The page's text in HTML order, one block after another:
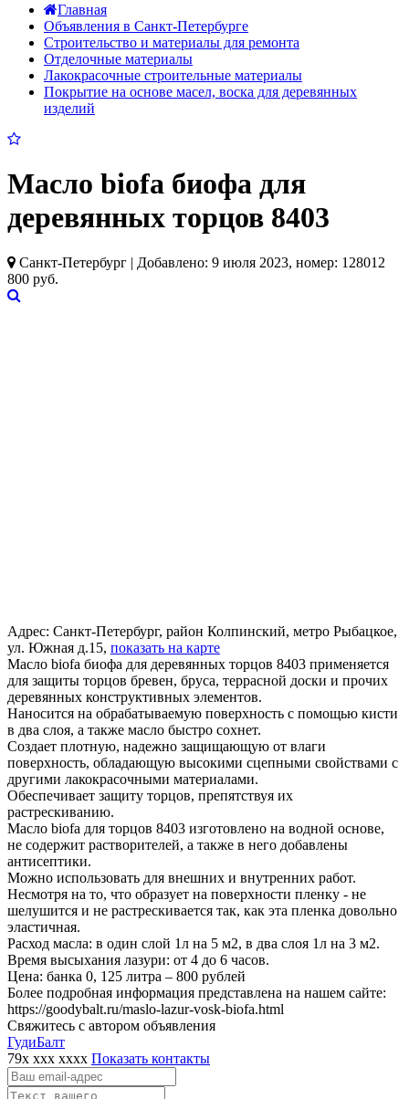
Главная
Объявления в Санкт-Петербурге
Строительство и материалы для ремонта
Отделочные материалы
Лакокрасочные строительные материалы
Покрытие на основе масел, воска для деревянных
изделий
Масло biofa биофа для
деревянных торцов 8403
Санкт-Петербург | Добавлено: 9 июля 2023, номер: 128012
800 руб.
Адрес: Санкт-Петербург, район Колпинский, метро Рыбацкое,
ул. Южная д.15, показать на карте
Масло biofa биофа для деревянных торцов 8403 применяется
для защиты торцов бревен, бруса, террасной доски и прочих
деревянных конструктивных элементов.
Наносится на обрабатываемую поверхность с помощью кисти
в два слоя, а также масло быстро сохнет.
Создает плотную, надежно защищающую от влаги
поверхность, обладающую высокими сцепными свойствами с
другими лакокрасочными материалами.
Обеспечивает защиту торцов, препятствуя их
растрескиванию.
Масло biofa для торцов 8403 изготовлено на водной основе,
не содержит растворителей, а также в него добавлены
антисептики.
Можно использовать для внешних и внутренних работ.
Несмотря на то, что образует на поверхности пленку - не
шелушится и не растрескивается так, как эта пленка довольно
эластичная.
Расход масла: в один слой 1л на 5 м2, в два слоя 1л на 3 м2.
Время высыхания лазури: от 4 до 6 часов.
Цена: банка 0, 125 литра – 800 рублей
Более подробная информация представлена на нашем сайте:
https://goodybalt.ru/maslo-lazur-vosk-biofa.html
Свяжитесь с автором объявления
ГудиБалт
79x xxx xxxx Показать контакты